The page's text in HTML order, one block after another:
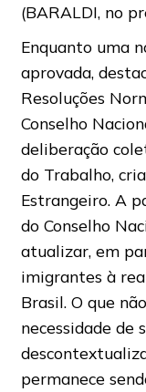
(BARALDI, no
Enquanto uma
aprovada,
Resoluções
Conselho
deliberação
do Trabalho,
Estrangeiro. A
do Conselho
atualizar, em
imigrantes à
Brasil. O que
necessidade de
permanece